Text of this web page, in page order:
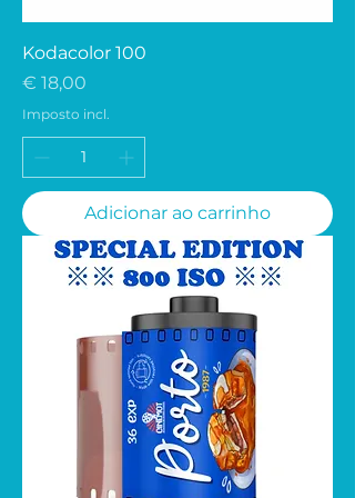
Kodacolor 100
Preço
€ 18,00
Imposto incl.
Adicionar ao carrinho